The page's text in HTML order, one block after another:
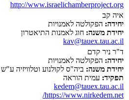
http://www.israelichamberproject.org
איה קב
יחידה: הפקולטה לאמנויות
יחידת משנה: חוג לאמנות התיאטרון
kav@tauex.tau.ac.il
ד"ר ניר קדם
יחידה: הפקולטה לאמנויות
יחידת משנה: ביה"ס לקולנוע וטלוויזיה
תפקיד: עמית הוראה
kedem@tauex.tau.ac.il
https://www.nirkedem.net/